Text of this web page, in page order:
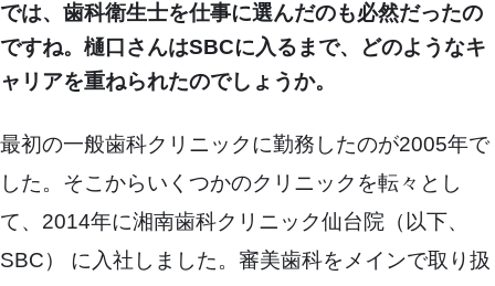
では、歯科衛生士を仕事に選んだのも必然だったの
ですね。樋口さんはSBCに入るまで、どのようなキ
ャリアを重ねられたのでしょうか。
最初の一般歯科クリニックに勤務したのが2005年で
した。そこからいくつかのクリニックを転々とし
て、2014年に湘南歯科クリニック仙台院（以下、
SBC） に入社しました。審美歯科をメインで取り扱